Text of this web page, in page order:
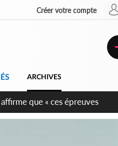
Créer votre compte
ARCHIVES
de la 2e Région militaire